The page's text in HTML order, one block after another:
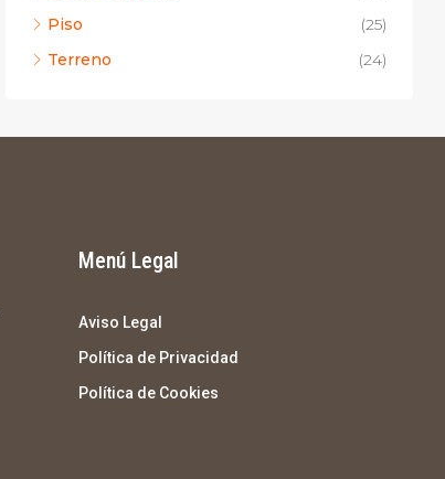
Piso
(25)
Terreno
(24)
Menú Legal
Aviso Legal
Política de Privacidad
Política de Cookies